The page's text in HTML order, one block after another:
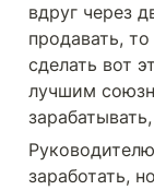
вдруг через
продавать,
сделать вот
лучшим
заработать,